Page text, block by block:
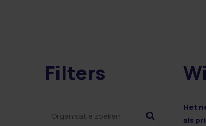
10 resultaten
Filters
Het
als